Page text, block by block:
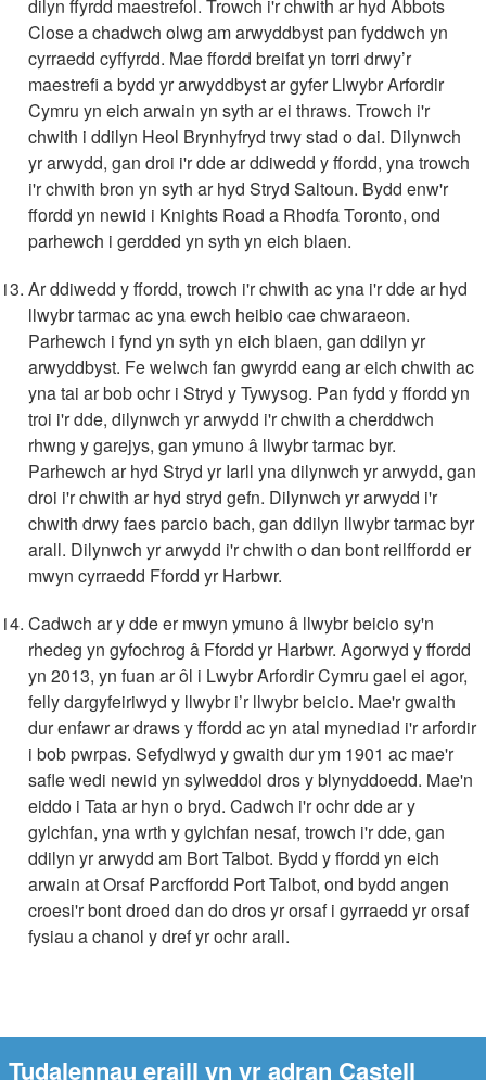
dilyn ffyrdd maestrefol. Trowch i'r chwith ar hyd Abbots
Close a chadwch olwg am arwyddbyst pan fyddwch yn
cyrraedd cyffyrdd. Mae ffordd breifat yn torri drwy’r
maestrefi a bydd yr arwyddbyst ar gyfer Llwybr Arfordir
Cymru yn eich arwain yn syth ar ei thraws. Trowch i'r
chwith i ddilyn Heol Brynhyfryd trwy stad o dai. Dilynwch
yr arwydd, gan droi i'r dde ar ddiwedd y ffordd, yna trowch
i'r chwith bron yn syth ar hyd Stryd Saltoun. Bydd enw'r
ffordd yn newid i Knights Road a Rhodfa Toronto, ond
parhewch i gerdded yn syth yn eich blaen.
Ar ddiwedd y ffordd, trowch i'r chwith ac yna i'r dde ar hyd
llwybr tarmac ac yna ewch heibio cae chwaraeon.
Parhewch i fynd yn syth yn eich blaen, gan ddilyn yr
arwyddbyst. Fe welwch fan gwyrdd eang ar eich chwith ac
yna tai ar bob ochr i Stryd y Tywysog. Pan fydd y ffordd yn
troi i'r dde, dilynwch yr arwydd i'r chwith a cherddwch
rhwng y garejys, gan ymuno â llwybr tarmac byr.
Parhewch ar hyd Stryd yr Iarll yna dilynwch yr arwydd, gan
droi i'r chwith ar hyd stryd gefn. Dilynwch yr arwydd i'r
chwith drwy faes parcio bach, gan ddilyn llwybr tarmac byr
arall. Dilynwch yr arwydd i'r chwith o dan bont reilffordd er
mwyn cyrraedd Ffordd yr Harbwr.
Cadwch ar y dde er mwyn ymuno â llwybr beicio sy'n
rhedeg yn gyfochrog â Ffordd yr Harbwr. Agorwyd y ffordd
yn 2013, yn fuan ar ôl i Lwybr Arfordir Cymru gael ei agor,
felly dargyfeiriwyd y llwybr i’r llwybr beicio. Mae'r gwaith
dur enfawr ar draws y ffordd ac yn atal mynediad i'r arfordir
i bob pwrpas. Sefydlwyd y gwaith dur ym 1901 ac mae'r
safle wedi newid yn sylweddol dros y blynyddoedd. Mae'n
eiddo i Tata ar hyn o bryd. Cadwch i'r ochr dde ar y
gylchfan, yna wrth y gylchfan nesaf, trowch i'r dde, gan
ddilyn yr arwydd am Bort Talbot. Bydd y ffordd yn eich
arwain at Orsaf Parcffordd Port Talbot, ond bydd angen
croesi'r bont droed dan do dros yr orsaf i gyrraedd yr orsaf
fysiau a chanol y dref yr ochr arall.
Tudalennau eraill yn yr adran Castell